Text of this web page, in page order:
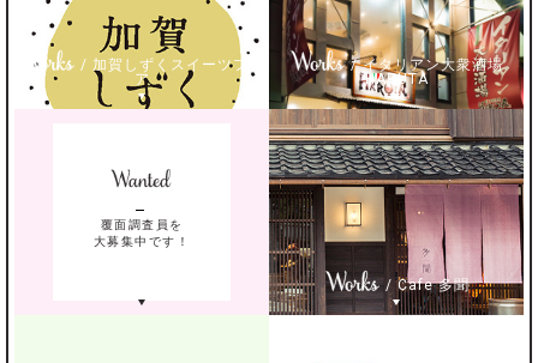
覆面調査員を
大募集中です！
/ 加賀しずくスイーツフェ
ア
/ イタリアン大衆酒場
HARUTA
/ Cafe 多聞